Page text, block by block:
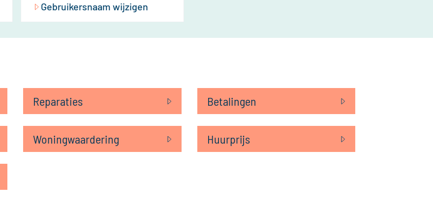
Gebruikersnaam wijzigen
Reparaties Betalingen
Woningwaardering Huurprijs